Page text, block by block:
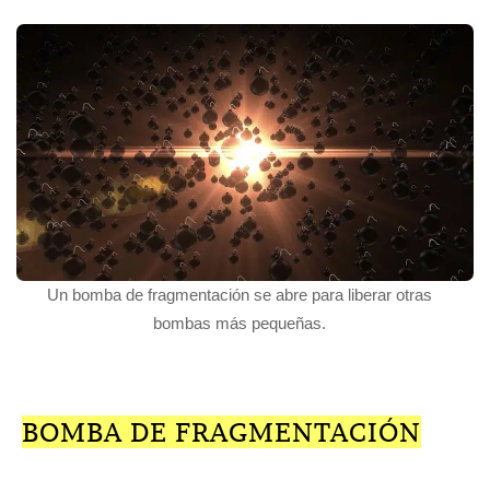
Un bomba de fragmentación se abre para liberar otras
bombas más pequeñas.
BOMBA DE FRAGMENTACIÓN